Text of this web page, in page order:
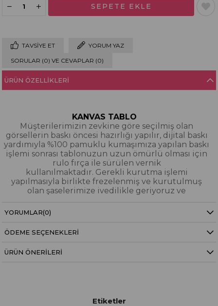
TAVSIYE ET YORUM YAZ
SORULAR (0) VE CEVAPLAR (0)
ÜRÜN ÖZELLIKLERI
KANVAS TABLO
Müşterilerimizin zevkine göre seçilmiş olan
görsellerin baskı öncesi hazırlığı yapılır, dijital baskı
yardımıyla %100 pamuklu kumaşımıza yapılan baskı
işlemi sonrası tablonuzun uzun ömürlü olması için
rulo fırça ile sürülen vernik
kullanılmaktadır. Gerekli kurutma işlemi
yapılmasıyla birlikte frezelenmiş ve kurutulmuş
olan şaselerimize ivedilikle geriyoruz ve
paketleyerek tarafınıza gönderiyoruz.
YAĞLI BOYA & SİM DOKULU TABLO
dijital baskı alınıp hazırlanarak üzerine spatula
eşliğinde boya dokunuşları / sim işlemeleri kısmi
YORUMLAR(0)
ÖDEME SEÇENEKLERI
ÜRÜN ÖNERILERI
Etiketler